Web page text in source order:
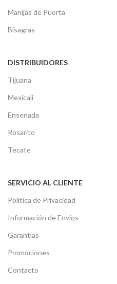
Manijas de Puerta
Bisagras
DISTRIBUIDORES
Tijuana
Mexicali
Ensenada
Rosarito
Tecate
SERVICIO AL CLIENTE
Política de Privacidad
Información de Envíos
Garantías
Promociones
Contacto